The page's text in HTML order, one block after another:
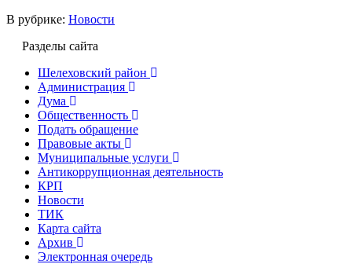
В рубрике: Новости
Разделы сайта
Шелеховский район
Администрация
Дума
Общественность
Подать обращение
Правовые акты
Муниципальные услуги
Антикоррупционная деятельность
КРП
Новости
ТИК
Карта сайта
Архив
Электронная очередь